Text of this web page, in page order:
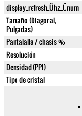
display_refresh_Ühz_Ünum
Tamaño (Diagonal,
Pulgadas)
Pantalalla / chasis %
Resolución
Densidad (PPI)
Tipo de cristal